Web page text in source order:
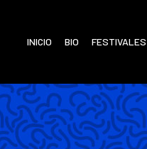
INICIO BIO FESTIVALES